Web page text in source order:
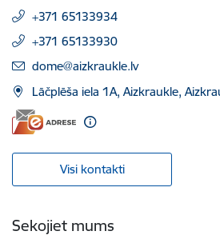
+371 65133934
+371 65133930
E-pasts:
dome@aizkraukle.lv
Lāčplēša iela 1A, Aizkraukle,
Visi kontakti
Sekojiet mums